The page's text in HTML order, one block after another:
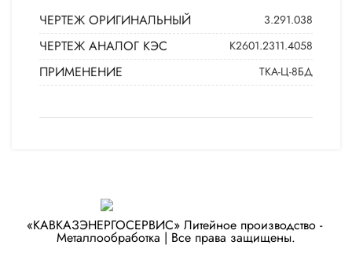
ЧЕРТЕЖ ОРИГИНАЛЬНЫЙ 3.291.038
ЧЕРТЕЖ АНАЛОГ КЭС К2601.2311.4058
ПРИМЕНЕНИЕ ТКА-Ц-8БД
«КАВКАЗЭНЕРГОСЕРВИС» ​Литейное производство - ​
Металлообработка | Все права защищены.